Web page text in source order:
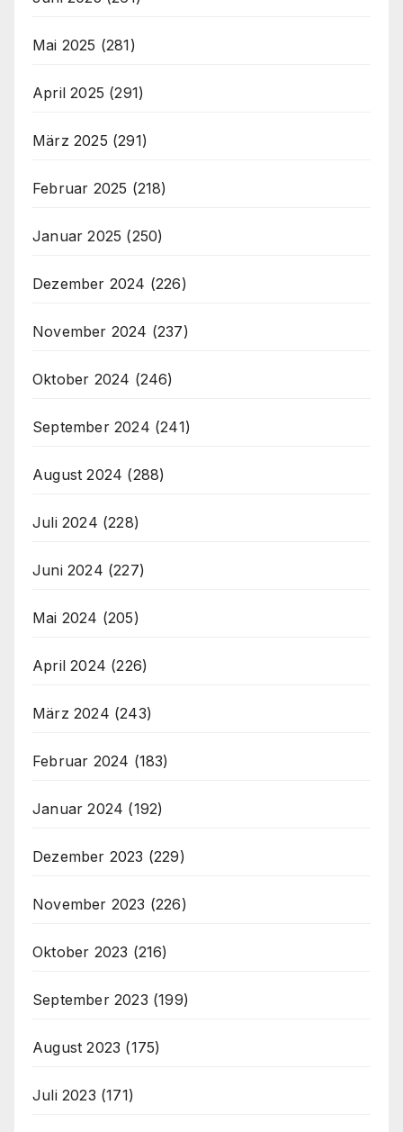
Mai 2025 (281)
April 2025 (291)
März 2025 (291)
Februar 2025 (218)
Januar 2025 (250)
Dezember 2024 (226)
November 2024 (237)
Oktober 2024 (246)
September 2024 (241)
August 2024 (288)
Juli 2024 (228)
Juni 2024 (227)
Mai 2024 (205)
April 2024 (226)
März 2024 (243)
Februar 2024 (183)
Januar 2024 (192)
Dezember 2023 (229)
November 2023 (226)
Oktober 2023 (216)
September 2023 (199)
August 2023 (175)
Juli 2023 (171)